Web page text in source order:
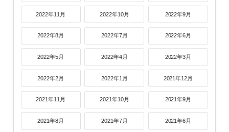
2022年11月 2022年10月 2022年9月
2022年8月 2022年7月 2022年6月
2022年5月 2022年4月 2022年3月
2022年2月 2022年1月 2021年12月
2021年11月 2021年10月 2021年9月
2021年8月 2021年7月 2021年6月